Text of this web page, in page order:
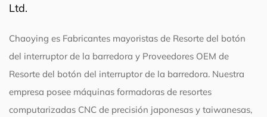
Ltd.
Chaoying es Fabricantes mayoristas de Resorte del botón
del interruptor de la barredora y Proveedores OEM de
Resorte del botón del interruptor de la barredora. Nuestra
empresa posee máquinas formadoras de resortes
computarizadas CNC de precisión japonesas y taiwanesas,